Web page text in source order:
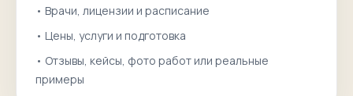
• Врачи, лицензии и расписание
• Цены, услуги и подготовка
• Отзывы, кейсы, фото работ или реальные
примеры